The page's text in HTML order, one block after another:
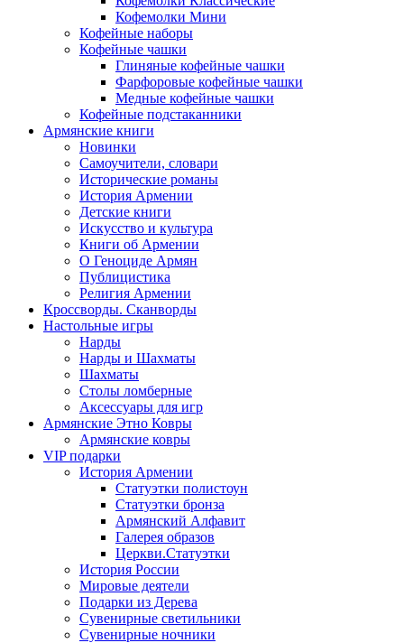
Кофемолки Мини
Кофейные наборы
Кофейные чашки
Глиняные кофейные чашки
Фарфоровые кофейные чашки
Медные кофейные чашки
Кофейные подстаканники
Армянские книги
Новинки
Самоучители, словари
Исторические романы
История Армении
Детские книги
Иcкусство и культура
Книги об Армении
О Геноциде Армян
Публицистика
Религия Армении
Кроссворды. Сканворды
Настольные игры
Нарды
Нарды и Шахматы
Шахматы
Столы ломберные
Аксессуары для игр
Армянские Этно Ковры
Армянские ковры
VIP подарки
История Армении
Статуэтки полистоун
Статуэтки бронза
Армянский Алфавит
Галерея образов
Церкви.Статуэтки
История России
Мировые деятели
Подарки из Дерева
Сувенирные светильники
Сувенирные ночники